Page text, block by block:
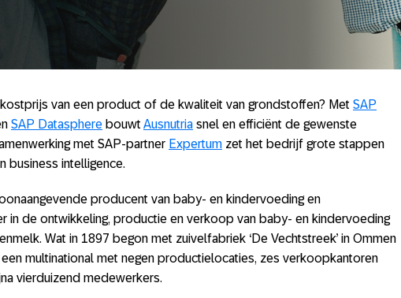
van een product of de kwaliteit van grondstoffen? Met SAP
SAP Datasphere bouwt Ausnutria snel en efficiënt de gewenste
met SAP-partner Expertum zet het bedrijf grote stappen
business intelligence.
producent van baby- en kindervoeding en
in de ontwikkeling, productie en verkoop van baby- en kindervoeding
Wat in 1897 begon met zuivelfabriek ‘De Vechtstreek’ in Ommen
multinational met negen productielocaties, zes verkoopkantoren
vierduizend medewerkers.